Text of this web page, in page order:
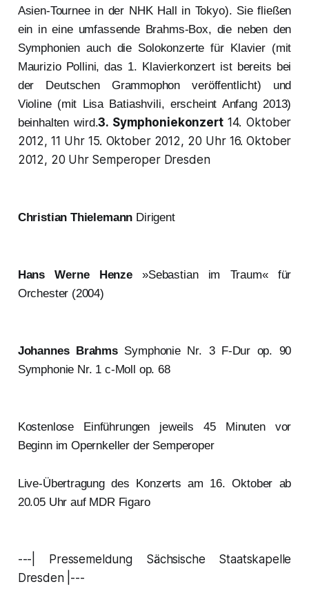
Asien-Tournee in der NHK Hall in Tokyo). Sie fließen
ein in eine umfassende Brahms-Box, die neben den
Symphonien auch die Solokonzerte für Klavier (mit
Maurizio Pollini, das 1. Klavierkonzert ist bereits bei
der Deutschen Grammophon veröffentlicht) und
Violine (mit Lisa Batiashvili, erscheint Anfang 2013)
beinhalten wird.3. Symphoniekonzert 14. Oktober
2012, 11 Uhr 15. Oktober 2012, 20 Uhr 16. Oktober
2012, 20 Uhr Semperoper Dresden
Christian Thielemann Dirigent
Hans Werne Henze»Sebastian im Traum« für
Orchester (2004)
Johannes BrahmsSymphonie Nr. 3 F-Dur op. 90
Symphonie Nr. 1 c-Moll op. 68
Kostenlose Einführungen jeweils 45 Minuten vor
Beginn im Opernkeller der Semperoper
Live-Übertragung des Konzerts am 16. Oktober ab
20.05 Uhr auf MDR Figaro
---| Pressemeldung Sächsische Staatskapelle
Dresden |---